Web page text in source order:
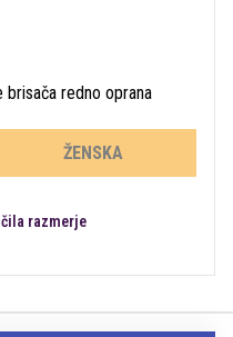
brisača redno oprana
ŽENSKA
razmerje